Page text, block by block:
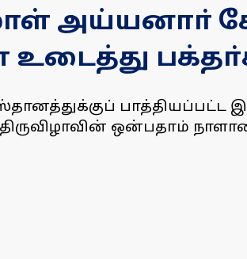
அய்யனாா்
பாத்தியப்பட்ட
ஒன்பதாம்